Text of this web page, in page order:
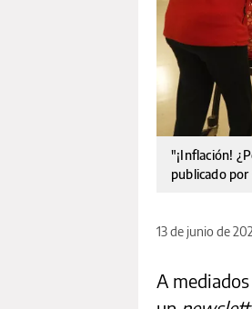
"¡Inflación!
publicado por
13 de junio de
A